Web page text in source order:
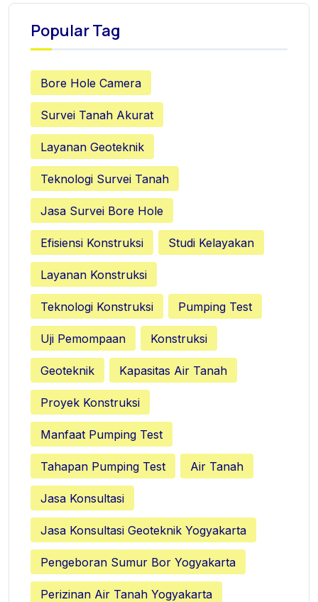
Popular Tag
Bore Hole Camera
Survei Tanah Akurat
Layanan Geoteknik
Teknologi Survei Tanah
Jasa Survei Bore Hole
Efisiensi Konstruksi Studi Kelayakan
Layanan Konstruksi
Teknologi Konstruksi Pumping Test
Uji Pemompaan Konstruksi
Geoteknik Kapasitas Air Tanah
Proyek Konstruksi
Manfaat Pumping Test
Tahapan Pumping Test Air Tanah
Jasa Konsultasi
Jasa Konsultasi Geoteknik Yogyakarta
Pengeboran Sumur Bor Yogyakarta
Perizinan Air Tanah Yogyakarta